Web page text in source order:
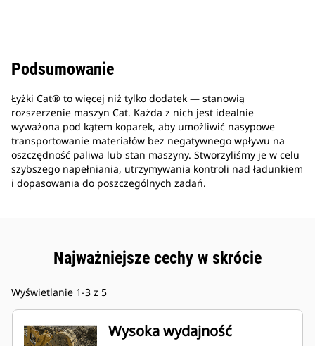
Podsumowanie
Łyżki Cat® to więcej niż tylko dodatek — stanowią
rozszerzenie maszyn Cat. Każda z nich jest idealnie
wyważona pod kątem koparek, aby umożliwić nasypowe
transportowanie materiałów bez negatywnego wpływu na
oszczędność paliwa lub stan maszyny. Stworzyliśmy je w celu
szybszego napełniania, utrzymywania kontroli nad ładunkiem
i dopasowania do poszczególnych zadań.
Najważniejsze cechy w skrócie
Wyświetlanie 1-3 z 5
Wysoka wydajność